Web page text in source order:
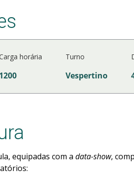
horária Turno
1200 Vespertino
equipadas com a data-show,